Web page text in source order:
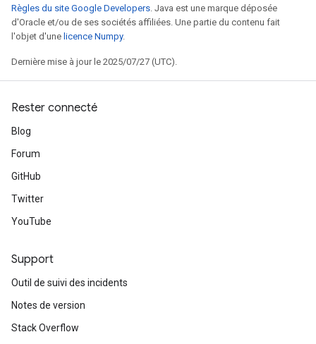
Règles du site Google Developers. Java est une marque déposée
d'Oracle et/ou de ses sociétés affiliées. Une partie du contenu fait
l'objet d'une licence Numpy.
Dernière mise à jour le 2025/07/27 (UTC).
Rester connecté
Blog
Forum
GitHub
Twitter
YouTube
Support
Outil de suivi des incidents
Notes de version
Stack Overflow